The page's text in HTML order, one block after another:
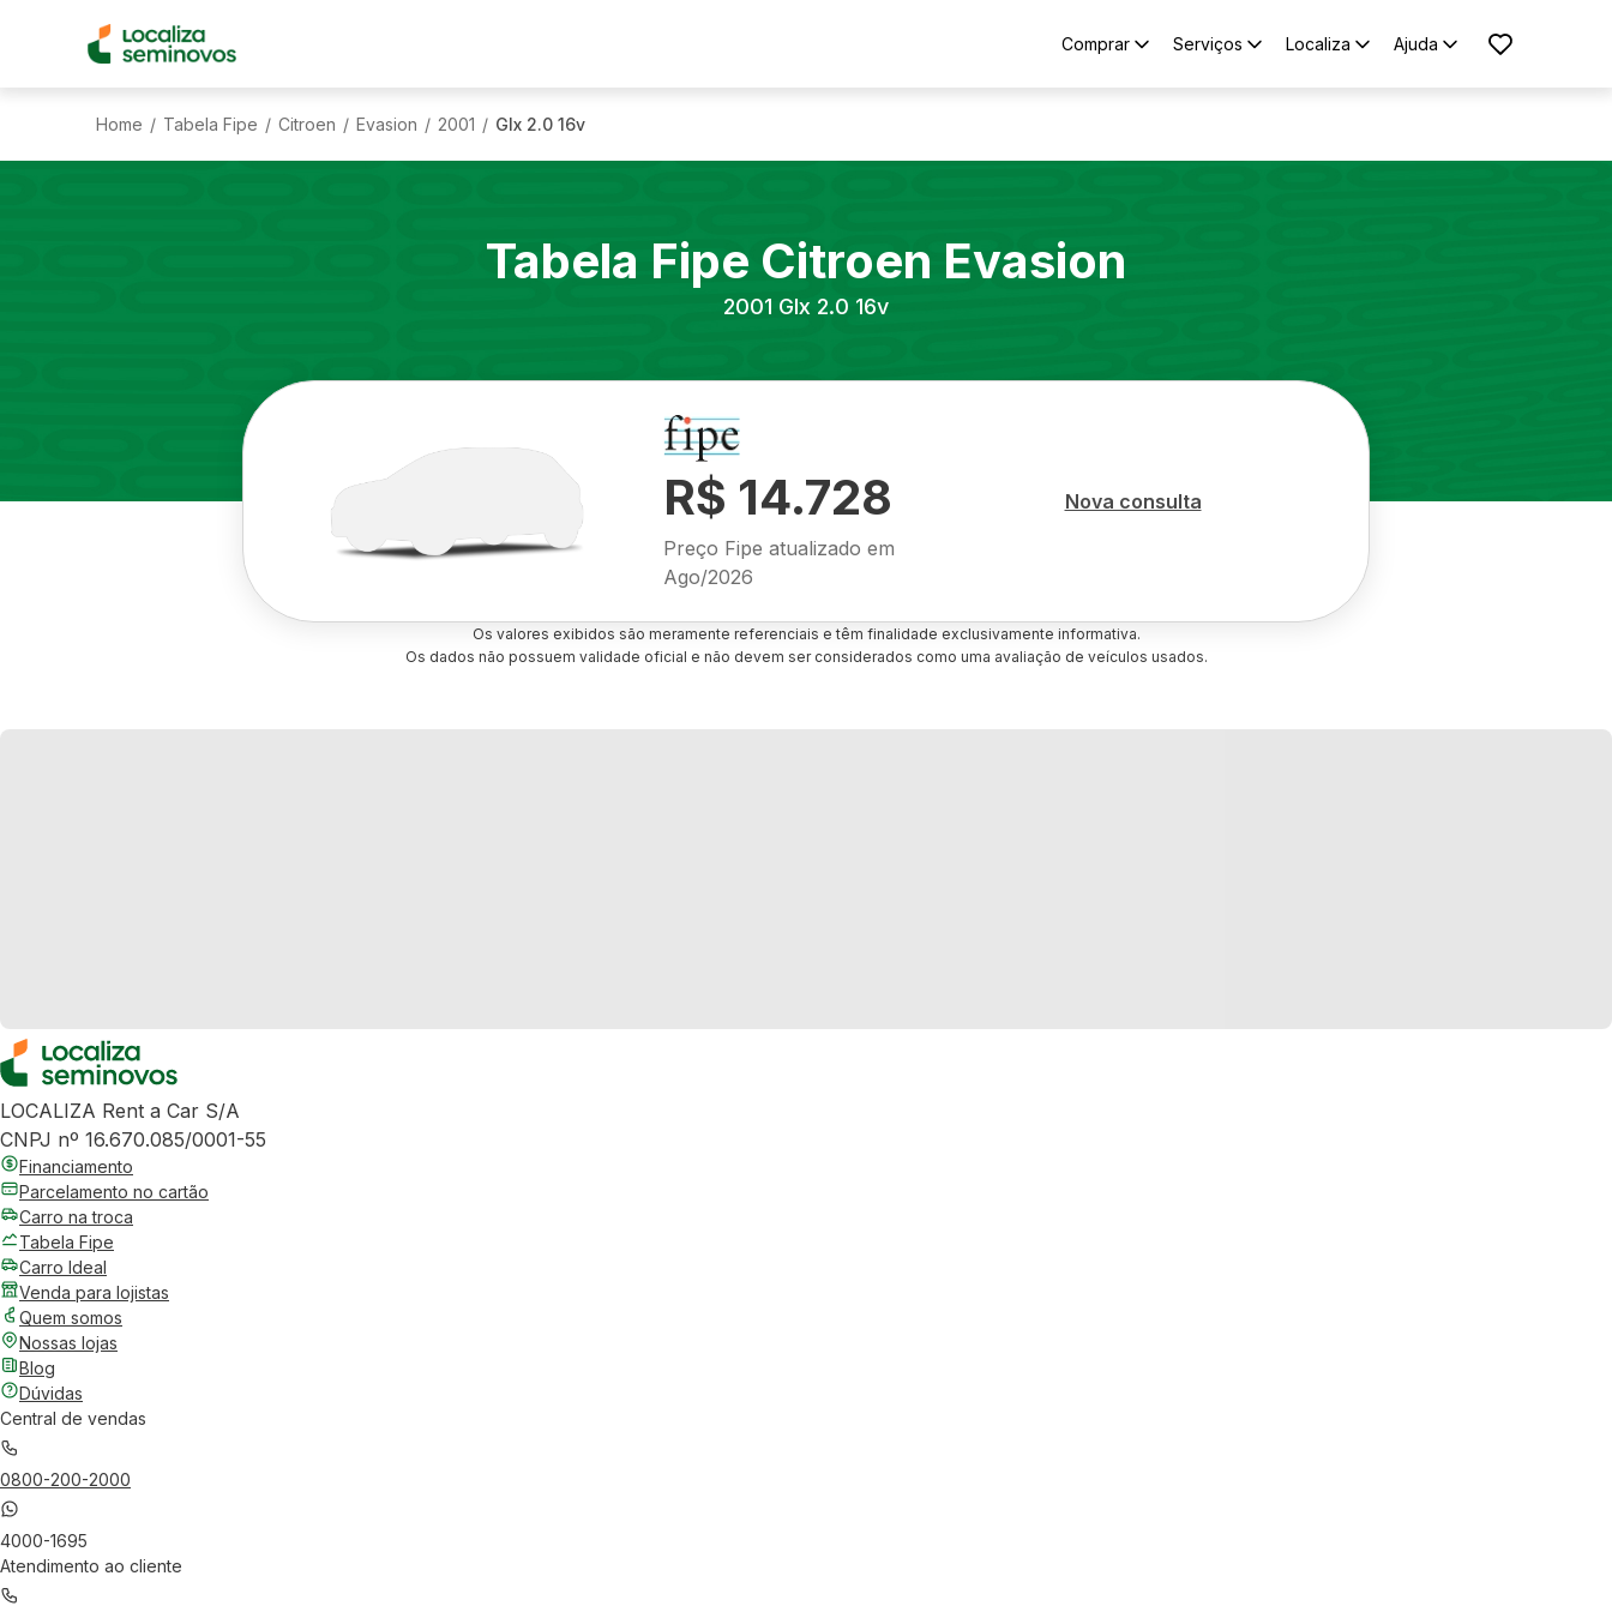
Comprar Serviços Localiza Ajuda
Home / Tabela Fipe / Citroen / Evasion / 2001 / Glx 2.0 16v
Tabela Fipe Citroen Evasion
2001 Glx 2.0 16v
R$ 14.728
Preço Fipe atualizado em
Ago/2026
Nova consulta
Os valores exibidos são meramente referenciais e têm finalidade exclusivamente informativa.
Os dados não possuem validade oficial e não devem ser considerados como uma avaliação de veículos usados.
LOCALIZA Rent a Car S/A
CNPJ nº 16.670.085/0001-55
Financiamento
Parcelamento no cartão
Carro na troca
Tabela Fipe
Carro Ideal
Venda para lojistas
Quem somos
Nossas lojas
Blog
Dúvidas
Central de vendas
0800-200-2000
4000-1695
Atendimento ao cliente